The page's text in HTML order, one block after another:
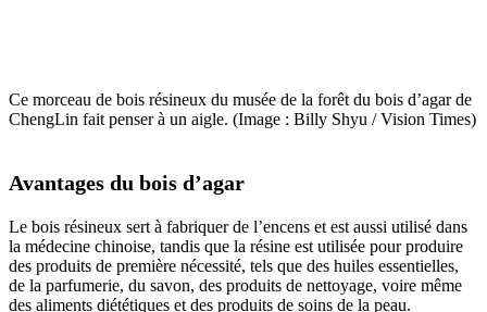
Ce morceau de bois résineux du musée de la forêt du bois d’agar de
ChengLin fait penser à un aigle. (Image : Billy Shyu / Vision Times)
Avantages du bois d’agar
Le bois résineux sert à fabriquer de l’encens et est aussi utilisé dans
la médecine chinoise, tandis que la résine est utilisée pour produire
des produits de première nécessité, tels que des huiles essentielles,
de la parfumerie, du savon, des produits de nettoyage, voire même
des aliments diététiques et des produits de soins de la peau.